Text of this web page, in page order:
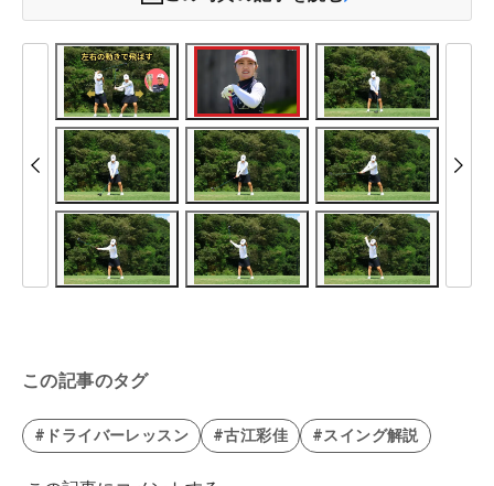
この記事のタグ
#ドライバーレッスン #古江彩佳 #スイング解説